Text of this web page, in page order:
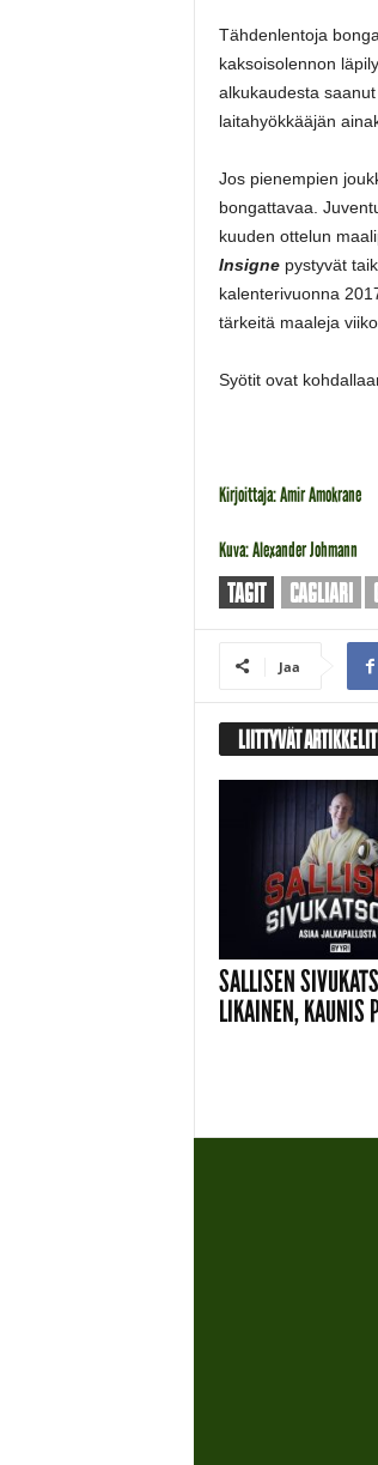
Tähdenlentoja
kaksoisolennon
alkukaudesta
laitahyökkääjän
Jos pienempien
bongattavaa.
kuuden ottelun
Insignepystyvät
kalenterivuonna
tärkeitä maaleja
Syötit ovat
Kirjoittaja: Amir Amokrane
Kuva: Alexander Johmann
TAGIT CAGLIARI
Jaa
LIITTYVÄT ARTIKKELIT
SALLISEN
LIKAINEN, KAUNIS